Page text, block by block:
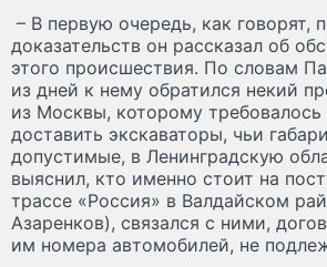
– В первую очередь, как говорят,
доказательств он рассказал об
этого происшествия. По словам
из дней к нему обратился некий
из Москвы, которому требовалось
доставить экскаваторы, чьи
допустимые, в Ленинградскую
выяснил, кто именно стоит на
трассе «Россия» в Валдайском
Азаренков), связался с ними,
им номера автомобилей, не